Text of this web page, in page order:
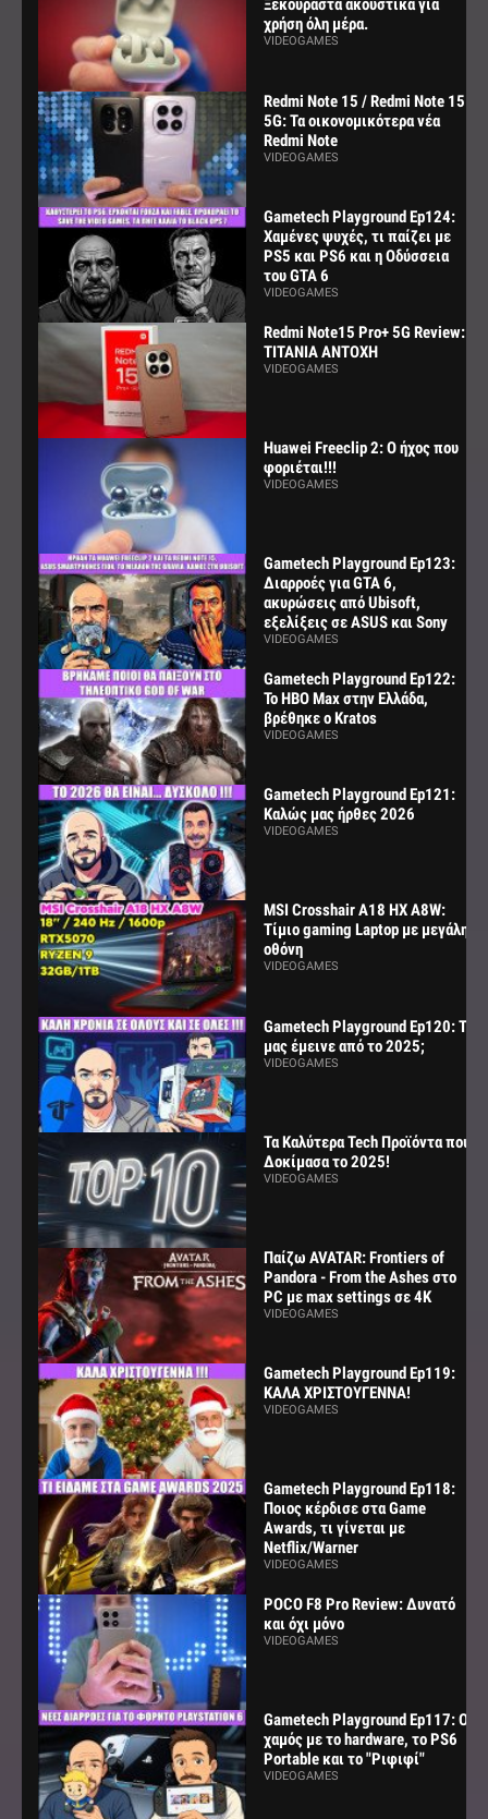
Ξεκούραστα ακουστικά για
χρήση όλη μέρα.
VIDEOGAMES
Redmi Note 15 / Redmi Note 15
5G: Τα οικονομικότερα νέα
Redmi Note
VIDEOGAMES
Gametech Playground Ep124:
Χαμένες ψυχές, τι παίζει με
PS5 και PS6 και η Οδύσσεια
του GTA 6
VIDEOGAMES
Redmi Note15 Pro+ 5G Review:
ΤΙΤΑΝΙΑ ΑΝΤΟΧΗ
VIDEOGAMES
Huawei Freeclip 2: Ο ήχος που
φοριέται!!!
VIDEOGAMES
Gametech Playground Ep123:
Διαρροές για GTA 6,
ακυρώσεις από Ubisoft,
εξελίξεις σε ASUS και Sony
VIDEOGAMES
Gametech Playground Ep122:
Το HBO Max στην Ελλάδα,
βρέθηκε ο Kratos
VIDEOGAMES
Gametech Playground Ep121:
Καλώς μας ήρθες 2026
VIDEOGAMES
MSI Crosshair A18 HX A8W:
Τίμιο gaming Laptop με μεγάλη
οθόνη
VIDEOGAMES
Gametech Playground Ep120: Τι
μας έμεινε από το 2025;
VIDEOGAMES
Τα Καλύτερα Tech Προϊόντα που
Δοκίμασα το 2025!
VIDEOGAMES
Παίζω AVATAR: Frontiers of
Pandora - From the Ashes στο
PC με max settings σε 4K
VIDEOGAMES
Gametech Playground Ep119:
ΚΑΛΑ ΧΡΙΣΤΟΥΓΕΝΝΑ!
VIDEOGAMES
Gametech Playground Ep118:
Ποιος κέρδισε στα Game
Awards, τι γίνεται με
Netflix/Warner
VIDEOGAMES
POCO F8 Pro Review: Δυνατό
και όχι μόνο
VIDEOGAMES
Gametech Playground Ep117: Ο
χαμός με το hardware, το PS6
Portable και το "Ριφιφί"
VIDEOGAMES